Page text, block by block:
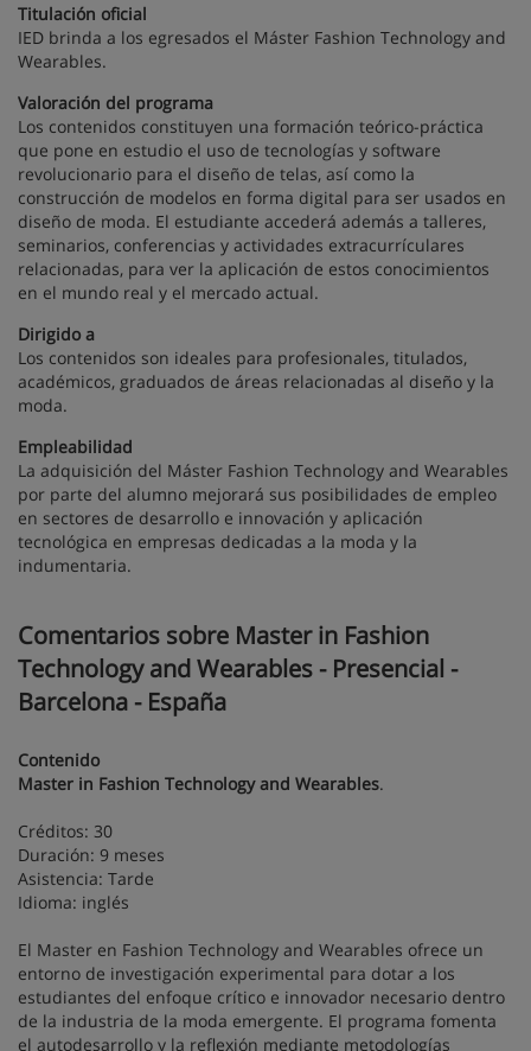
Titulación oficial
IED brinda a los egresados el Máster Fashion Technology and
Wearables.
Valoración del programa
Los contenidos constituyen una formación teórico-práctica
que pone en estudio el uso de tecnologías y software
revolucionario para el diseño de telas, así como la
construcción de modelos en forma digital para ser usados en
diseño de moda. El estudiante accederá además a talleres,
seminarios, conferencias y actividades extracurrículares
relacionadas, para ver la aplicación de estos conocimientos
en el mundo real y el mercado actual.
Dirigido a
Los contenidos son ideales para profesionales, titulados,
académicos, graduados de áreas relacionadas al diseño y la
moda.
Empleabilidad
La adquisición del Máster Fashion Technology and Wearables
por parte del alumno mejorará sus posibilidades de empleo
en sectores de desarrollo e innovación y aplicación
tecnológica en empresas dedicadas a la moda y la
indumentaria.
Comentarios sobre Master in Fashion
Technology and Wearables - Presencial -
Barcelona - España
Contenido
Master in Fashion Technology and Wearables.
Créditos: 30
Duración: 9 meses
Asistencia: Tarde
Idioma: inglés
El Master en Fashion Technology and Wearables ofrece un
entorno de investigación experimental para dotar a los
estudiantes del enfoque crítico e innovador necesario dentro
de la industria de la moda emergente. El programa fomenta
el autodesarrollo y la reflexión mediante metodologías